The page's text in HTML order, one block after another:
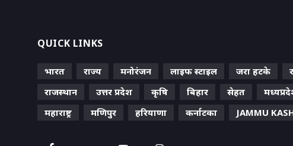
QUICK LINKS
भारत राज्य मनोरंजन लाइफ स्‍टाइल जरा हटके
राजस्थान
उत्तर प्रदेश कृषि बिहार सेहत
महाराष्ट्र
मणिपुर हरियाणा कर्नाटका JAMMU